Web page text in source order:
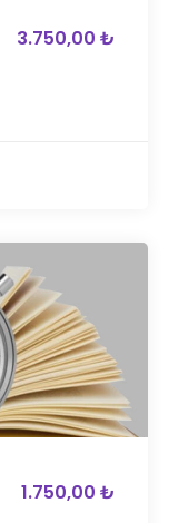
3.750,00 ₺
1.750,00 ₺